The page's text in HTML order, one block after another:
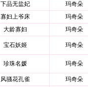
下品无盐妃
玛奇朵
寡妇上爷床
玛奇朵
大龄寡妇 玛奇朵
宝石妖姬 玛奇朵
珍珠名媛 玛奇朵
风骚花孔雀 玛奇朵